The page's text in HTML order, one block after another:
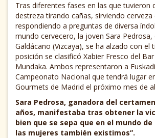
Tras diferentes fases en las que tuvieron
destreza tirando cañas, sirviendo
respondiendo a preguntas de diversa
mundo cervecero, la joven Sara Pedrosa,
Galdácano (Vizcaya), se ha alzado con el
posición se clasificó Xabier Fresco del
Mundaka. Ambos representaron a
Campeonato Nacional que tendrá lugar
Gourmets de Madrid el próximo mes de
Sara Pedrosa, ganadora del
años, manifestaba tras obtener la
bien que se sepa que en el mundo
las mujeres también existimos”.